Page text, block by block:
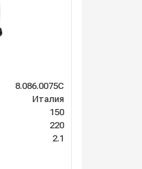
8.086.0075C
Италия
150
220
2.1